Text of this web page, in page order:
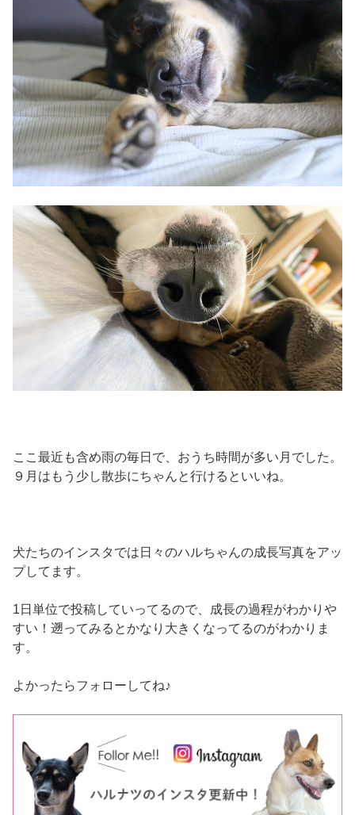
ここ最近も含め雨の毎日で、おうち時間が多い月でした。
９月はもう少し散歩にちゃんと行けるといいね。
犬たちのインスタでは日々のハルちゃんの成長写真をアッ
プしてます。
1日単位で投稿していってるので、成長の過程がわかりや
すい！遡ってみるとかなり大きくなってるのがわかりま
す。
よかったらフォローしてね♪